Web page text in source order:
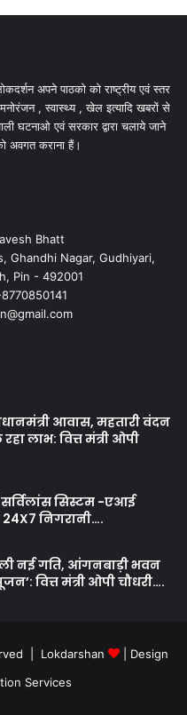
अपने पाठको को राष्ट्रीय एवं स्तर
, स्वास्थ्य , खेल इत्यादि खबरों से
घटनाओ एवं सरकार द्वारा चलाये जाने
अवगत कराना हैं।
Bhatt
Ghandhi Nagar, Gudhiyari,
Pin - 492001
आवास, महतारी वंदन
लाभ: वित्त मंत्री ओपी
सिस्टम -एआई
निगरानी….
नई गति, आंगनबाड़ी भवन
वित्त मंत्री ओपी चौधरी….
| Lokdarshan
| Design
Services